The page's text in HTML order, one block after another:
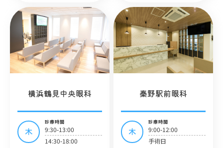
横浜鶴見中央眼科
木
診療時間
9:30-13:00
14:30-18:00
秦野駅前眼科
木
診療時間
9:00-12:00
手術日